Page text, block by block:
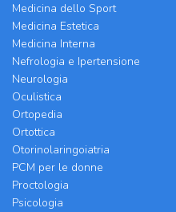
Medicina dello Sport
Medicina Estetica
Medicina Interna
Nefrologia e Ipertensione
Neurologia
Oculistica
Ortopedia
Ortottica
Otorinolaringoiatria
PCM per le donne
Proctologia
Psicologia